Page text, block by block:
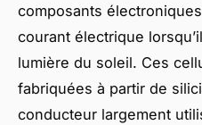
composants
courant électrique
lumière du soleil. Ces
fabriquées à partir de
conducteur largement